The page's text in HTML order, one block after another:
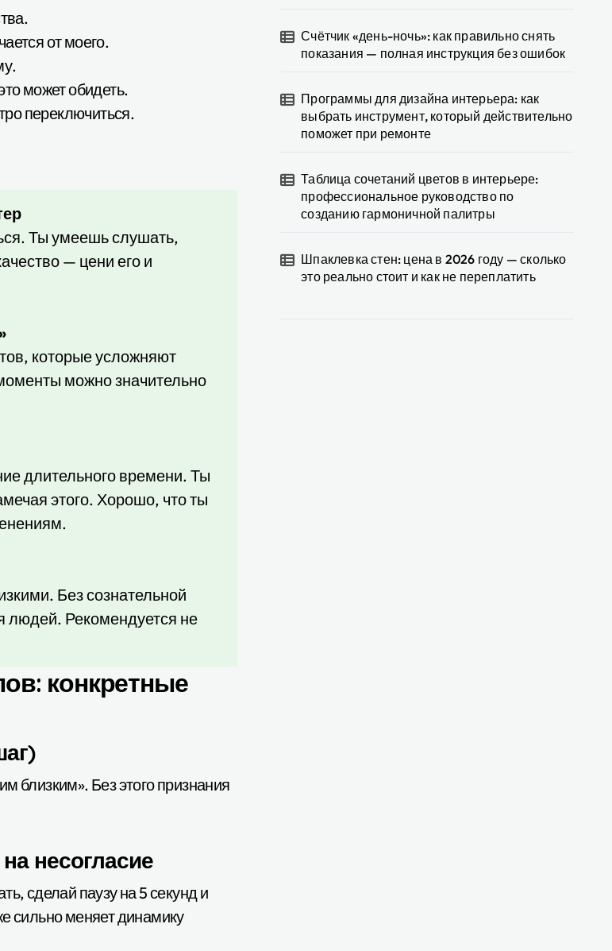
от моего.
может обидеть.
переключиться.
Ты умеешь слушать,
— цени его и
которые усложняют
можно значительно
длительного времени. Ты
этого. Хорошо, что ты
Без сознательной
людей. Рекомендуется не
конкретные
близким». Без этого признания
несогласие
сделай паузу на 5 секунд и
сильно меняет динамику
Счётчик «день-ночь»: как правильно снять
показания — полная инструкция без ошибок
Программы для дизайна интерьера: как
выбрать инструмент, который действительно
поможет при ремонте
Таблица сочетаний цветов в интерьере:
профессиональное руководство по
созданию гармоничной палитры
Шпаклевка стен: цена в 2026 году — сколько
это реально стоит и как не переплатить